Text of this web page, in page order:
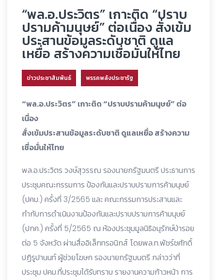
“พล.อ.ประวิตร” เกาะติด “ปราบ
ปรามค้ามนุษย์” ต่อเนื่อง สั่งเข้ม
ประสานข้อมูลระดับชาติ ดูแล
เหยื่อ สร้างความเชื่อมั่นให้ไทย
ข่าวประชาสัมพันธ์ พรรคพลังประชารัฐ
“พล.อ.ประวิตร” เกาะติด “ปราบปรามค้ามนุษย์” ต่อ
เนื่อง
สั่งเข้มประสานข้อมูลระดับชาติ ดูแลเหยื่อ สร้างความ
เชื่อมั่นให้ไทย
พล.อ.ประวิตร วงษ์สุวรรณ รองนายกรัฐมนตรี ประธานการ
ประชุมคณะกรรมการ ป้องกันและปราบปรามการค้ามนุษย์
(ปคม.) ครั้งที่ 3/2565 และ คณะกรรมการประสานและ
กำกับการดำเนินงานป้องกันและปราบปรามการค้ามนุษย์
(ปกค.) ครั้งที่ 5/2565 ณ ห้องประชุมมูลนิธิอนุรักษ์ป่ารอย
ต่อ 5 จังหวัด ผ่านสื่ออิเล็กทรอนิกส์ โดยพล.ท.พัชร์ชศักดิ์
ปฏิรูปานนท์ ผู้ช่วยโฆษก รองนายกรัฐมนตรี กล่าวว่าที่
ประชุม ปคม.ที่ประชุมได้รับทราบ รายงานความก้าวหน้า การ